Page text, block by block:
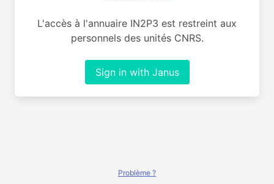
L'accès à l'annuaire IN2P3 est restreint aux
personnels des unités CNRS.
Sign in with Janus
Problème ?